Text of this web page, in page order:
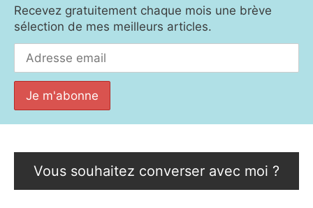
Recevez gratuitement chaque mois une brève
sélection de mes meilleurs articles.
Vous souhaitez converser avec moi ?